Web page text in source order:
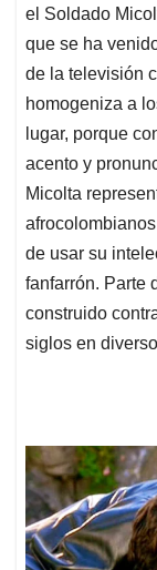
el Soldado
que se ha
de la televisión
homogeniza a
lugar, porque
acento y
Micolta
de usar su
fanfarrón. Parte
construido
siglos en